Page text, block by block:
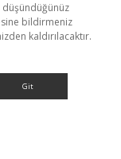
düşündüğünüz
bildirmeniz
kaldırılacaktır.